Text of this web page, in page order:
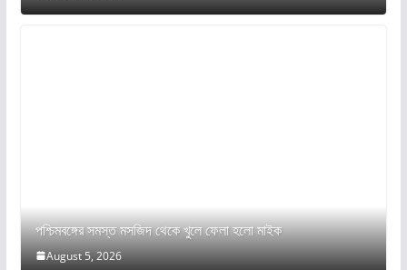
পশ্চিমবঙ্গের সমস্ত মসজিদ থেকে খুলে ফেলা হলো মাইক
August 5, 2026